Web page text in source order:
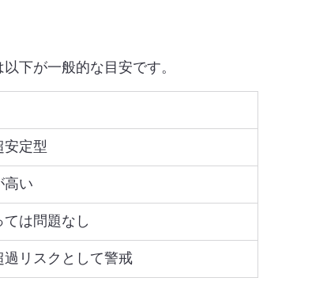
下が一般的な目安です。
定型
高い
は問題なし
リスクとして警戒